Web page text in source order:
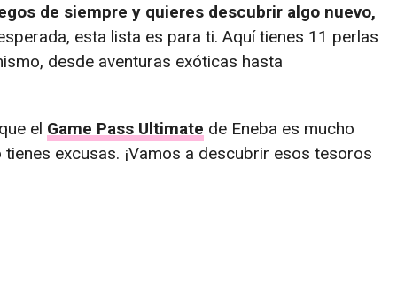
de siempre y quieres descubrir algo nuevo,
esta lista es para ti. Aquí tienes 11 perlas
desde aventuras exóticas hasta
el Game Pass Ultimate de Eneba es mucho
excusas. ¡Vamos a descubrir esos tesoros